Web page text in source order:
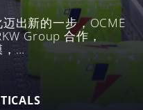
出新的一步，OCME
Group 合作，
和消费后回收 PE